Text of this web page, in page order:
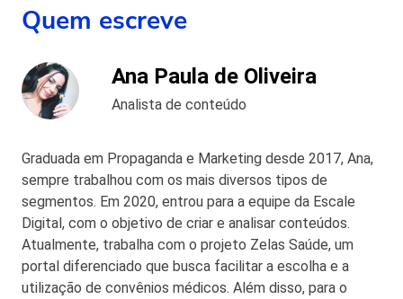
Quem escreve
Ana Paula de Oliveira
Analista de conteúdo
Graduada em Propaganda e Marketing desde 2017, Ana,
sempre trabalhou com os mais diversos tipos de
segmentos. Em 2020, entrou para a equipe da Escale
Digital, com o objetivo de criar e analisar conteúdos.
Atualmente, trabalha com o projeto Zelas Saúde, um
portal diferenciado que busca facilitar a escolha e a
utilização de convênios médicos. Além disso, para o